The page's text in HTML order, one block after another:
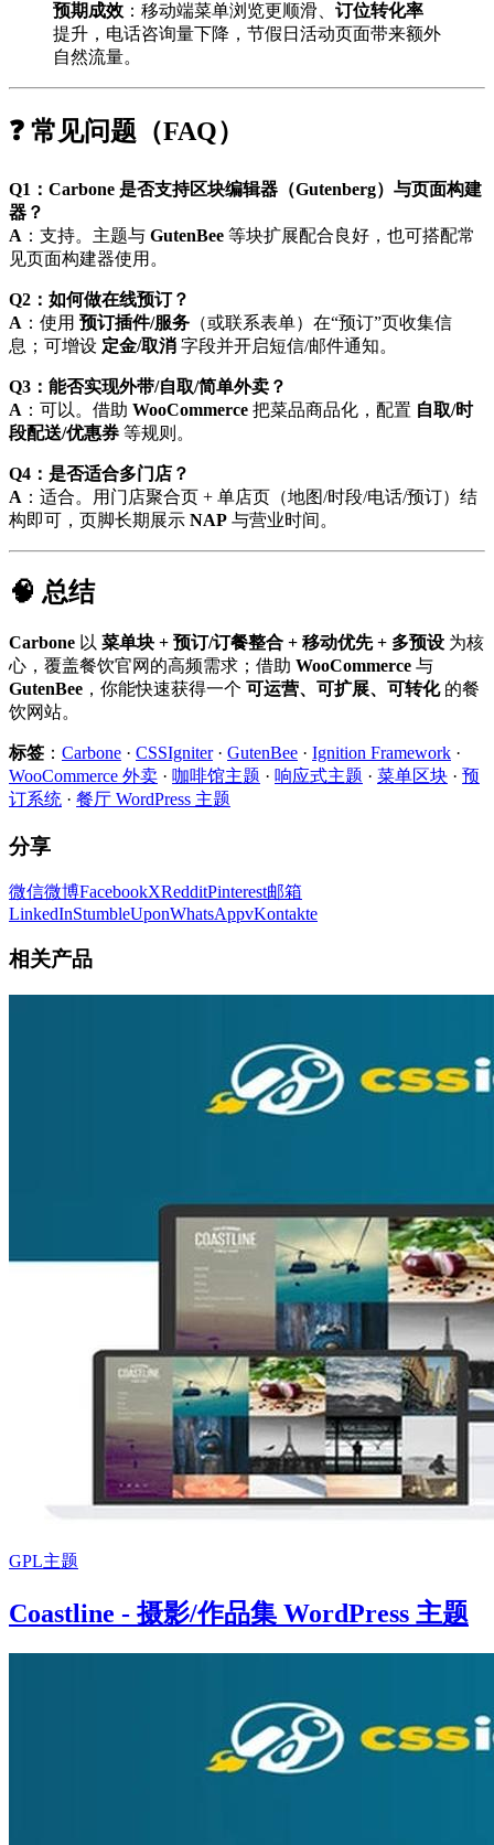
预期成效 ：移动端菜单浏览更顺滑、 订位转化率
提升，电话咨询量下降，节假日活动页面带来额外
自然流量。
❓ 常见问题（FAQ）
Q1：Carbone 是否支持区块编辑器（Gutenberg）与页面构建
器？
A ：支持。主题与 GutenBee 等块扩展配合良好，也可搭配常
见页面构建器使用。
Q2：如何做在线预订？
A ：使用 预订插件/服务 （或联系表单）在“预订”页收集信
息；可增设 定金/取消 字段并开启短信/邮件通知。
Q3：能否实现外带/自取/简单外卖？
A ：可以。借助 WooCommerce 把菜品商品化，配置 自取/时
段配送/优惠券 等规则。
Q4：是否适合多门店？
A ：适合。用门店聚合页 + 单店页（地图/时段/电话/预订）结
构即可，页脚长期展示 NAP 与营业时间。
🧠 总结
Carbone 以 菜单块 + 预订/订餐整合 + 移动优先 + 多预设 为核
心，覆盖餐饮官网的高频需求；借助 WooCommerce 与
GutenBee ，你能快速获得一个 可运营、可扩展、可转化的餐
饮网站。
标签 ： Carbone · CSSIgniter· GutenBee · Ignition Framework ·
WooCommerce 外卖 · 咖啡馆主题 · 响应式主题 · 菜单区块 · 预
订系统 · 餐厅 WordPress 主题
分享
微信微博FacebookXRedditPinterest邮箱
LinkedInStumbleUponWhatsAppvKontakte
相关产品
GPL主题
Coastline - 摄影/作品集 WordPress 主题